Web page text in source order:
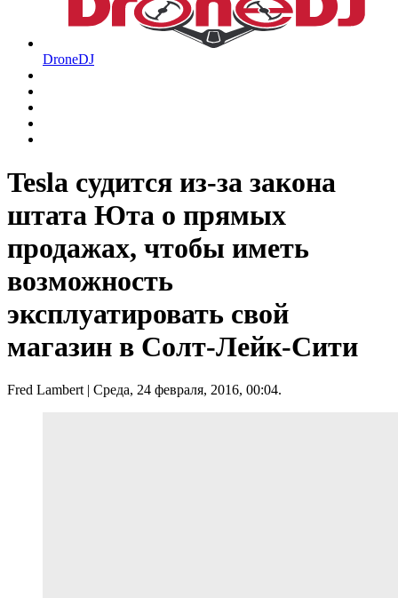
DroneDJ
Tesla судится из-за закона
штата Юта о прямых
продажах, чтобы иметь
возможность
эксплуатировать свой
магазин в Солт-Лейк-Сити
Fred Lambert| Среда, 24 февраля, 2016, 00:04.